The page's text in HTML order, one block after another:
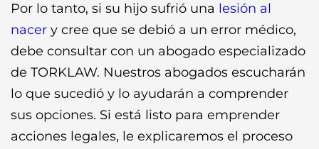
Por lo tanto, si su hijo sufrió una lesión al
nacer y cree que se debió a un error médico,
debe consultar con un abogado especializado
de TORKLAW. Nuestros abogados escucharán
lo que sucedió y lo ayudarán a comprender
sus opciones. Si está listo para emprender
acciones legales, le explicaremos el proceso